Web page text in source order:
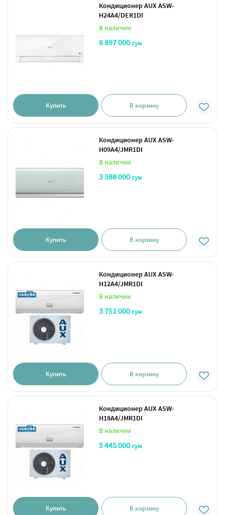
Кондиционер AUX ASW-
H24A4/DER1DI
В наличии
6 897 000сум
Купить В корзину
Кондиционер AUX ASW-
H09A4/JMR1DI
В наличии
3 388 000сум
Купить В корзину
Кондиционер AUX ASW-
H12A4/JMR1DI
В наличии
3 751 000сум
Купить В корзину
Кондиционер AUX ASW-
H18A4/JMR1DI
В наличии
5 445 000сум
Купить В корзину